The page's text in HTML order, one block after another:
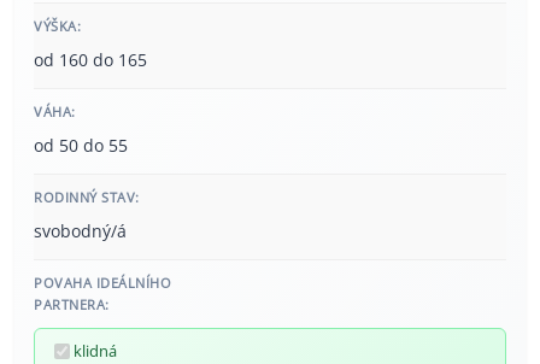
VÝŠKA:
od 160 do 165
VÁHA:
od 50 do 55
RODINNÝ STAV:
svobodný/á
POVAHA IDEÁLNÍHO
PARTNERA:
klidná